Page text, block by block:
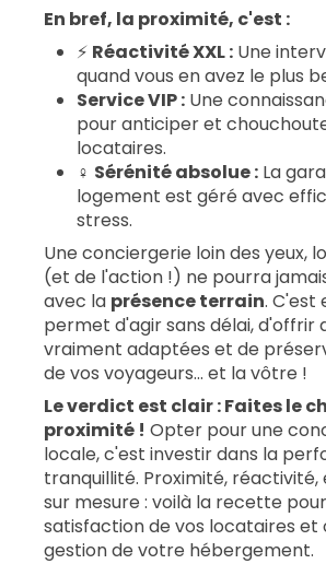
En bref, la proximité, c'est :
⚡️ Réactivité XXL : Une
quand vous en avez le plus
Service VIP : Une
pour anticiper et
locataires.
‍♀️ Sérénité absolue : La
logement est géré avec
stress.
Une conciergerie loin des yeux,
(et de l'action !) ne pourra
avec la présence terrain. C'est
permet d'agir sans délai, d'offrir
vraiment adaptées et de
de vos voyageurs... et la vôtre !
Le verdict est clair : Faites le
proximité ! Opter pour une
locale, c'est investir dans la
tranquillité. Proximité, réactivité,
sur mesure : voilà la recette
satisfaction de vos locataires et
gestion de votre hébergement.